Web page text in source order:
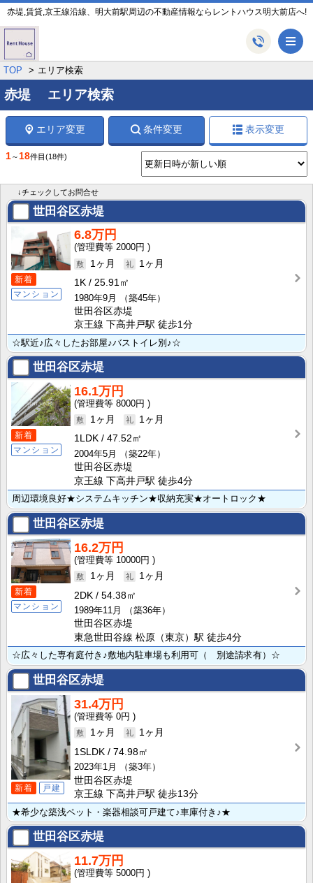
赤堤,賃貸,京王線沿線、明大前駅周辺の不動産情報ならレントハウス明大前店へ!
TOP エリア検索
赤堤 エリア検索
エリア変更 条件変更 表示変更
1～18件目 (18件)
↓チェックしてお問合せ
世田谷区赤堤
新着
マンション
6.8万円
2000円
1ヶ月
1ヶ月
1K
25.91㎡
1980年9月
（築45年）
世田谷区赤堤
京王線 下高井戸駅 徒歩1分
☆駅近♪広々したお部屋♪バストイレ別♪☆
世田谷区赤堤
新着
マンション
16.1万円
8000円
1ヶ月
1ヶ月
1LDK
47.52㎡
2004年5月
（築22年）
世田谷区赤堤
京王線 下高井戸駅 徒歩4分
周辺環境良好★システムキッチン★収納充実★オートロック★
世田谷区赤堤
新着
マンション
16.2万円
10000円
1ヶ月
1ヶ月
2DK
54.38㎡
1989年11月
（築36年）
世田谷区赤堤
東急世田谷線 松原（東京）駅 徒歩4分
☆広々した専有庭付き♪敷地内駐車場も利用可（ 別途請求有）☆
世田谷区赤堤
新着 戸建
31.4万円
0円
1ヶ月
1ヶ月
1SLDK
74.98㎡
2023年1月
（築3年）
世田谷区赤堤
京王線 下高井戸駅 徒歩13分
★希少な築浅ペット・楽器相談可戸建て♪車庫付き♪★
世田谷区赤堤
11.7万円
5000円